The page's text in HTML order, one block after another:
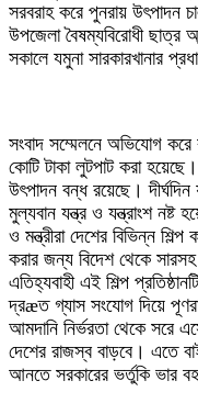
সরবরাহ করে পুনরায় উৎপাদন
উপজেলা বৈষম্যবিরোধী ছাত্র
সকালে যমুনা সারকারখানার
সংবাদ সম্মেলনে অভিযোগ করে
কোটি টাকা লুটপাট করা
উৎপাদন বন্ধ রয়েছে। দীর্ঘদিন
মুল্যবান যন্ত্র ও যন্ত্রাংশ নষ্ট
ও মন্ত্রীরা দেশের বিভিন্ন
করার জন্য বিদেশ থেকে
এতিহ্যবাহী এই শিল্প
দ্রæত গ্যাস সংযোগ দিয়ে
আমদানি নির্ভরতা থেকে সরে
দেশের রাজস্ব বাড়বে। এতে
আনতে সরকারের ভর্তুকি ভার